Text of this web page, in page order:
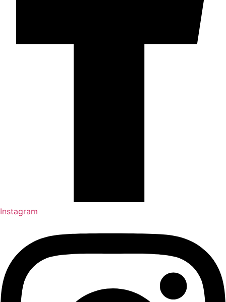
Instagram